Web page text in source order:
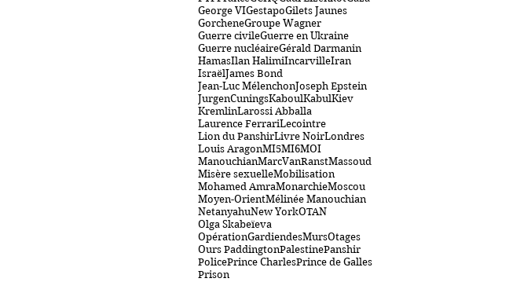
George VIGestapoGilets Jaunes
GorcheneGroupe Wagner
Guerre civileGuerre en Ukraine
Guerre nucléaireGérald Darmanin
HamasIlan HalimiIncarvilleIran
IsraëlJames Bond
Jean-Luc MélenchonJoseph Epstein
JurgenCuningsKaboulKabulKiev
KremlinLarossi Abballa
Laurence FerrariLecointre
Lion du PanshirLivre NoirLondres
Louis AragonMI5MI6MOI
ManouchianMarcVanRanstMassoud
Misère sexuelleMobilisation
Mohamed AmraMonarchieMoscou
Moyen-OrientMélinée Manouchian
NetanyahuNew YorkOTAN
Olga Skabeïeva
OpérationGardiendesMursOtages
Ours PaddingtonPalestinePanshir
PolicePrince CharlesPrince de Galles
Prison